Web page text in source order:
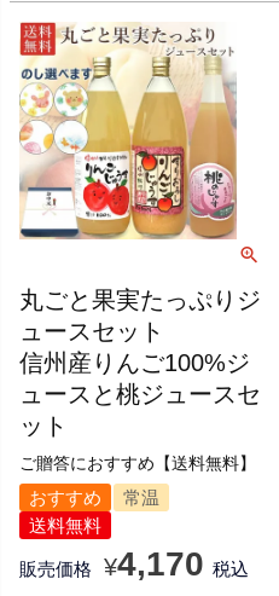
ご贈答におすすめ【送料無料】
丸ごと果実たっぷりジ
ュースセット
信州産りんご100%ジ
ュースと桃ジュースセ
ット
おすすめ
常温
送料無料
販売価格 ¥4,170 税込